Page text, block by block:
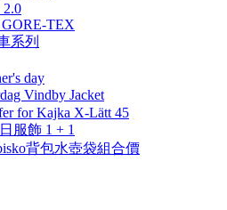
2.0
GORE-TEX
系列
day
Vindby Jacket
for Kajka X-Lätt 45
服飾 1 + 1
背包水壺袋組合價